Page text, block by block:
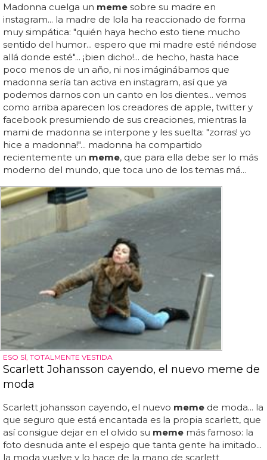
Madonna cuelga un meme sobre su madre en
instagram... la madre de lola ha reaccionado de forma
muy simpática: "quién haya hecho esto tiene mucho
sentido del humor... espero que mi madre esté riéndose
allá donde esté"... ¡bien dicho!... de hecho, hasta hace
poco menos de un año, ni nos imáginábamos que
madonna sería tan activa en instagram, así que ya
podemos darnos con un canto en los dientes... vemos
como arriba aparecen los creadores de apple, twitter y
facebook presumiendo de sus creaciones, mientras la
mami de madonna se interpone y les suelta: "zorras! yo
hice a madonna!"... madonna ha compartido
recientemente un meme, que para ella debe ser lo más
moderno del mundo, que toca uno de los temas má...
ESO SÍ, TOTALMENTE VESTIDA
Scarlett Johansson cayendo, el nuevo meme de
moda
Scarlett johansson cayendo, el nuevo meme de moda... la
que seguro que está encantada es la propia scarlett, que
así consigue dejar en el olvido su meme más famoso: la
foto desnuda ante el espejo que tanta gente ha imitado...
la moda vuelve y lo hace de la mano de scarlett